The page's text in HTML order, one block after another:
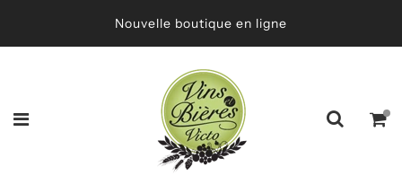
Nouvelle boutique en ligne